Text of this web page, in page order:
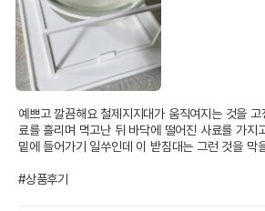
예쁘고 깔끔해요 철제지지대가 움직여지는 것을
료를 흘리며 먹고난 뒤 바닥에 떨어진 사료를 가지
밑에 들어가기 일쑤인데 이 받침대는 그런 것을 막
#상품후기